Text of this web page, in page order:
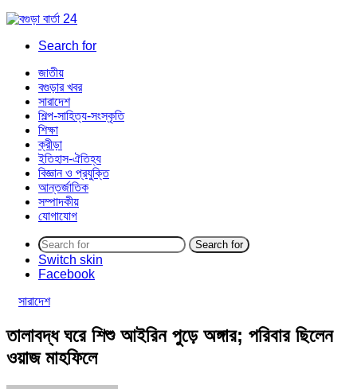
Search for
জাতীয়
বগুড়ার খবর
সারাদেশ
শিল্প-সাহিত্য-সংস্কৃতি
শিক্ষা
ক্রীড়া
ইতিহাস-ঐতিহ্য
বিজ্ঞান ও প্রযুক্তি
আন্তর্জাতিক
সম্পাদকীয়
যোগাযোগ
Search for
Switch skin
Facebook
সারাদেশ
তালাবদ্ধ ঘরে শিশু আইরিন পুড়ে অঙ্গার; পরিবার ছিলেন
ওয়াজ মাহফিলে